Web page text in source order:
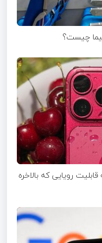
چیست؟
۱۸ پرو/ سه قابلیت رویایی که بالاخره